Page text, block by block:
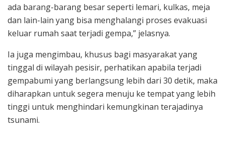
ada barang-barang besar seperti lemari, kulkas, meja
dan lain-lain yang bisa menghalangi proses evakuasi
keluar rumah saat terjadi gempa,” jelasnya.
Ia juga mengimbau, khusus bagi masyarakat yang
tinggal di wilayah pesisir, perhatikan apabila terjadi
gempabumi yang berlangsung lebih dari 30 detik, maka
diharapkan untuk segera menuju ke tempat yang lebih
tinggi untuk menghindari kemungkinan terajadinya
tsunami.